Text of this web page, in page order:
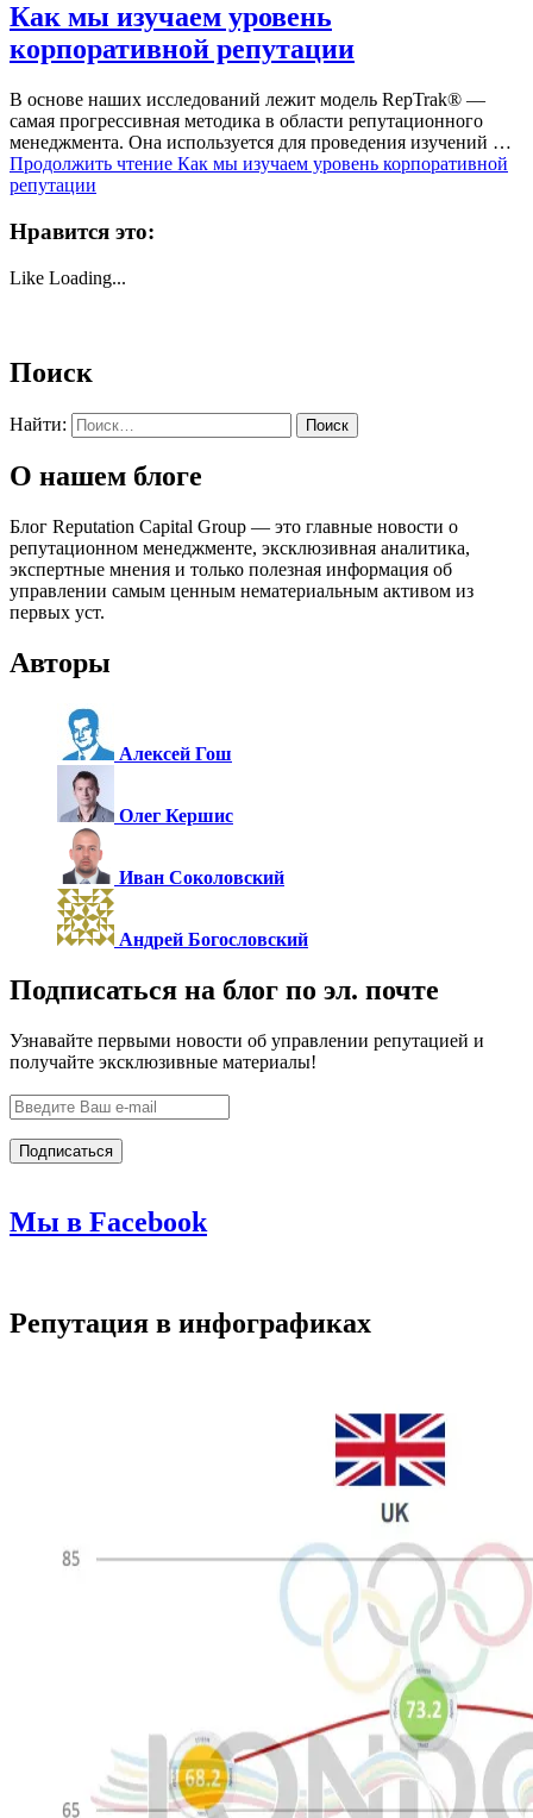
Как мы изучаем уровень
корпоративной репутации
В основе наших исследований лежит модель RepTrak® —
самая прогрессивная методика в области репутационного
менеджмента. Она используется для проведения изучений …
Продолжить чтение Как мы изучаем уровень корпоративной
репутации
Нравится это:
Like Loading...
Поиск
Найти:
О нашем блоге
Блог Reputation Capital Group — это главные новости о
репутационном менеджменте, эксклюзивная аналитика,
экспертные мнения и только полезная информация об
управлении самым ценным нематериальным активом из
первых уст.
Авторы
Алексей Гош
Олег Кершис
Иван Соколовский
Андрей Богословский
Подписаться на блог по эл. почте
Узнавайте первыми новости об управлении репутацией и
получайте эксклюзивные материалы!
Мы в Facebook
Репутация в инфографиках